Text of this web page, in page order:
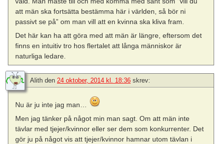
att män ska fortsätta bestämma här i världen, så bör ni
passivt se på” om man vill att en kvinna ska kliva fram.
Det här kan ha att göra med att män är längre, eftersom det
finns en intuitiv tro hos flertalet att långa människor är
naturliga ledare.
Alith den 24 oktober, 2014 kl. 18:36 skrev:
Nu är ju inte jag man…
Men jag tänker på något min man sagt. Om att män inte
tävlar med tjejer/kvinnor eller ser dem som konkurrenter. Det
gör ju på något vis att tjejer/kvinnor hamnar utom tävlan i